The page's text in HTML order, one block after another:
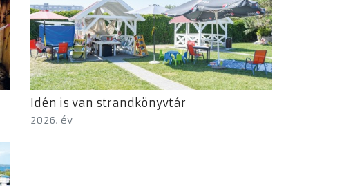
Idén is van strandkönyvtár
2026. év